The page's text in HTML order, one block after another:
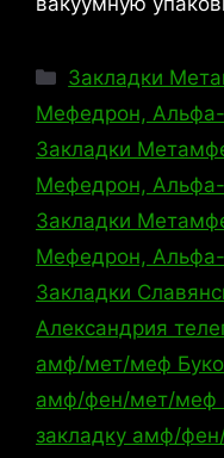
Рубрики
Закладки
Мефедрон,
Закладки
Мефедрон,
Закладки
Мефедрон,
Закладки
Александрия
амф/мет/меф
амф/фен/мет/меф
закладку амф/